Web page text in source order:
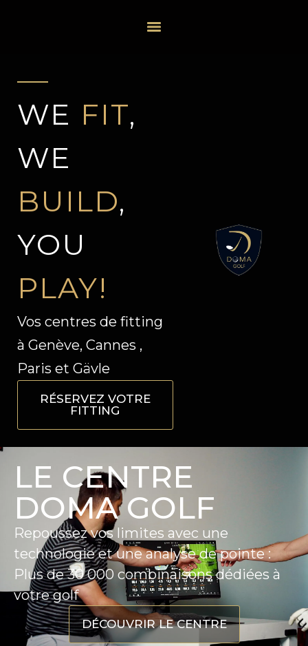
WE FIT,
WE
BUILD,
YOU
PLAY!
Vos centres de fitting
à Genève, Cannes ,
Paris et Gävle
RÉSERVEZ VOTRE
FITTING
LE CENTRE
DOMA GOLF
Repoussez vos limites avec une
technologie et une analyse de pointe :
Plus de 30 000 combinaisons dédiées à
votre golf
DÉCOUVRIR LE CENTRE